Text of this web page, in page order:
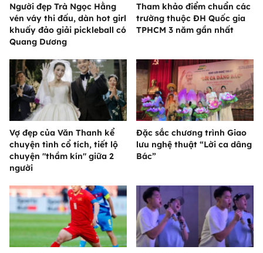
Người đẹp Trà Ngọc Hằng
vén váy thi đấu, dàn hot girl
khuấy đảo giải pickleball có
Quang Dương
Tham khảo điểm chuẩn các
trường thuộc ĐH Quốc gia
TPHCM 3 năm gần nhất
Vợ đẹp của Văn Thanh kể
chuyện tình cổ tích, tiết lộ
chuyện "thầm kín" giữa 2
người
Đặc sắc chương trình Giao
lưu nghệ thuật “Lời ca dâng
Bác”